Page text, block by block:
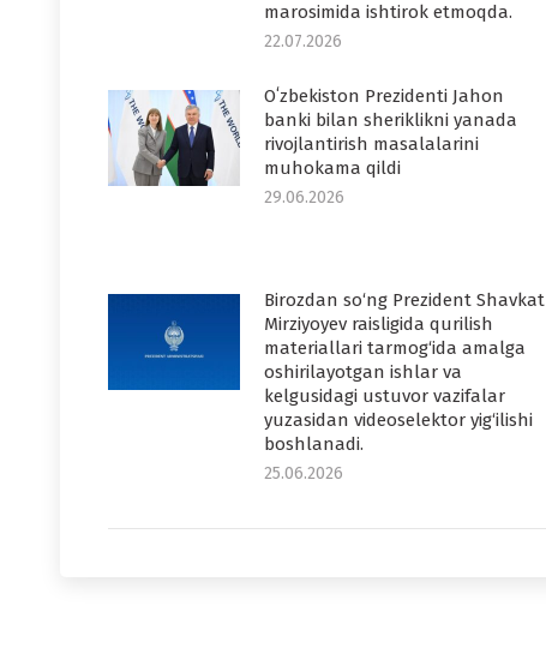
marosimida ishtirok etmoqda.
22.07.2026
Oʻzbekiston Prezidenti Jahon
banki bilan sheriklikni yanada
rivojlantirish masalalarini
muhokama qildi
29.06.2026
Birozdan so‘ng Prezident Shavkat
Mirziyoyev raisligida qurilish
materiallari tarmog‘ida amalga
oshirilayotgan ishlar va
kelgusidagi ustuvor vazifalar
yuzasidan videoselektor yig‘ilishi
boshlanadi.
25.06.2026